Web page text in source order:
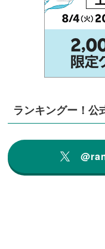
ランキングー！公